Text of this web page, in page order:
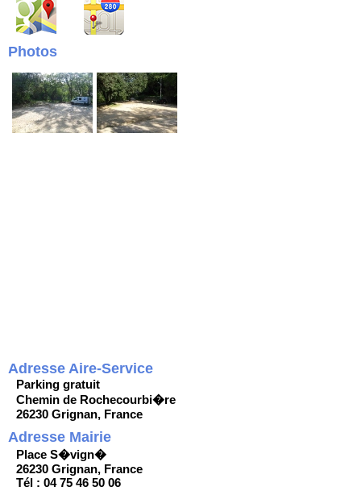
Photos
Adresse Aire-Service
Parking gratuit
Chemin de Rochecourbi�re
26230 Grignan, France
Adresse Mairie
Place S�vign�
26230 Grignan, France
Tél : 04 75 46 50 06